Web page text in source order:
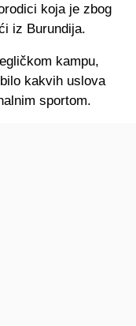
koja je zbog
iz Burundija.
kampu,
kakvih uslova
sportom.